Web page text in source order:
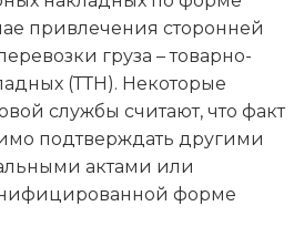
привлечения сторонней
груза – товарно-
(ТТН). Некоторые
службы считают, что факт
подтверждать другими
актами или
форме